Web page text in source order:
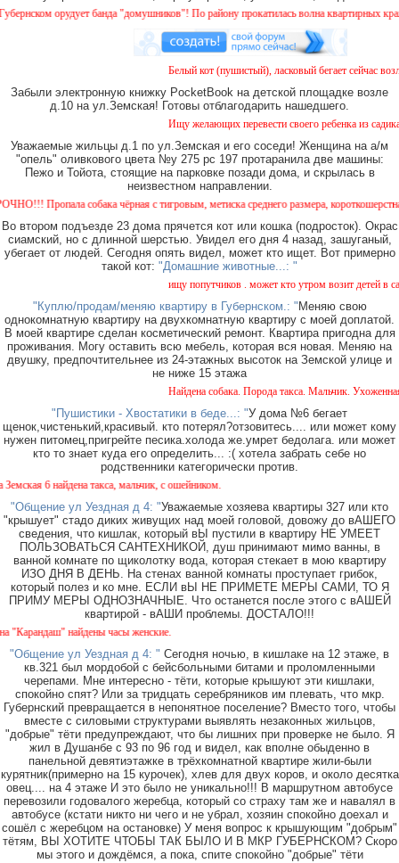
орудует банда "домушников"! По району прокатилась волна квартирных краж,
Белый кот (пушистый), ласковый бегает сейчас
Забыли электронную книжку PocketBook на детской площадке возле
д.10 на ул.Земская! Готовы отблагодарить нашедшего.
Ищу желающих перевести своего ребенка из
Уважаемые жильцы д.1 по ул.Земская и его соседи! Женщина на а/м
"опель" оливкового цвета №у 275 рс 197 протаранила две машины:
Пежо и Тойота, стоящие на парковке позади дома, и скрылась в
неизвестном направлении.
собака чёрная с тигровым, метиска среднего размера, короткошерстная.
Во втором подъезде 23 дома прячется кот или кошка (подросток). Окрас
сиамский, но с длинной шерстью. Увидел его дня 4 назад, зашуганый,
убегает от людей. Сегодня опять видел, может кто ищет. Вот примерно
такой кот: "Домашние животные...: "
ищу попутчиков . может кто утром возит детей в
"Куплю/продам/меняю квартиру в Губернском.: " Меняю свою
однокомнатную квартиру на двухкомнатную квартиру с моей доплатой.
В моей квартире сделан косметический ремонт. Квартира пригодна для
проживания. Могу оставить всю мебель, которая вся новая. Меняю на
двушку, предпочтительнее из 24-этажных высоток на Земской улице и
не ниже 15 этажа
Найдена собака. Порода такса. Мальчик.
"Пушистики - Хвостатики в беде...: "У дома №6 бегает
щенок,чистенький,красивый. кто потерял?отзовитесь.... или может кому
нужен питомец,пригрейте песика.холода же.умрет бедолага. или может
кто то знает куда его определить... :( хотела забрать себе но
родственники категорически против.
6 найдена такса, мальчик, с ошейником.
"Общение ул Уездная д 4: "Уважаемые хозяева квартиры 327 или кто
"крышует" стадо диких живущих над моей головой, довожу до вАШЕГО
сведения, что кишлак, который вЫ пустили в квартиру НЕ УМЕЕТ
ПОЛЬЗОВАТЬСЯ САНТЕХНИКОЙ, душ принимают мимо ванны, в
ванной комнате по щиколотку вода, которая стекает в мою квартиру
ИЗО ДНЯ В ДЕНЬ. На стенах ванной комнаты проступает грибок,
который полез и ко мне. ЕСЛИ вЫ НЕ ПРИМЕТЕ МЕРЫ САМИ, ТО Я
ПРИМУ МЕРЫ ОДНОЗНАЧНЫЕ. Что останется после этого с вАШЕЙ
квартирой - вАШИ проблемы. ДОСТАЛО!!!
найдены часы женские.
"Общение ул Уездная д 4: " Сегодня ночью, в кишлаке на 12 этаже, в
кв.321 был мордобой с бейсбольными битами и проломленными
черепами. Мне интересно - тёти, которые крышуют эти кишлаки,
спокойно спят? Или за тридцать серебряников им плевать, что мкр.
Губернский превращается в непонятное поселение? Вместо того, чтобы
вместе с силовыми структурами выявлять незаконных жильцов,
"добрые" тёти предупреждают, что бы лишних при проверке не было. Я
жил в Душанбе с 93 по 96 год и видел, как вполне обыденно в
панельной девятиэтажке в трёхкомнатной квартире жили-были
курятник(примерно на 15 курочек), хлев для двух коров, и около десятка
овец.... на 4 этаже И это было не уникально!!! В маршрутном автобусе
перевозили годовалого жеребца, который со страху там же и навалял в
автобусе (кстати никто ни чего и не убрал, хозяин спокойно доехал и
сошёл с жеребцом на остановке) У меня вопрос к крышующим "добрым"
тётям, ВЫ ХОТИТЕ ЧТОБЫ ТАК БЫЛО И В МКР ГУБЕРНСКОМ? Скоро
мы этого и дождёмся, а пока, спите спокойно "добрые" тёти